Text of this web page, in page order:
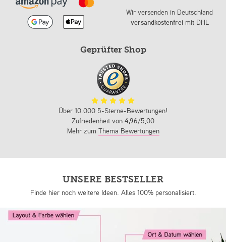
Wir versenden in Deutschland
versandkostenfreimit DHL
Geprüfter Shop
Über 10.000 5-Sterne-Bewertungen!
Zufriedenheit von 4,96/5,00
Mehr zum Thema Bewertungen
UNSERE BESTSELLER
Finde hier noch weitere Ideen. Alles 100% personalisiert.